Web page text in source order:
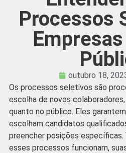
Processos
outubro 18,
Os processos seletivos são
escolha de novos
quanto no público. Eles
escolham candidatos
preencher posições específicas.
esses processos funcionam,